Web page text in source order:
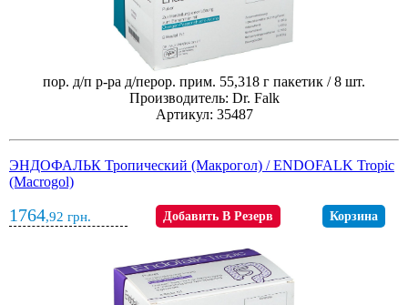
пор. д/п р-ра д/перор. прим. 55,318 г пакетик / 8 шт.
Производитель: Dr. Falk
Артикул: 35487
ЭНДОФАЛЬК Тропический (Макрогол) / ENDOFALK Tropic
(Macrogol)
1764,92 грн. Добавить В Резерв Корзина